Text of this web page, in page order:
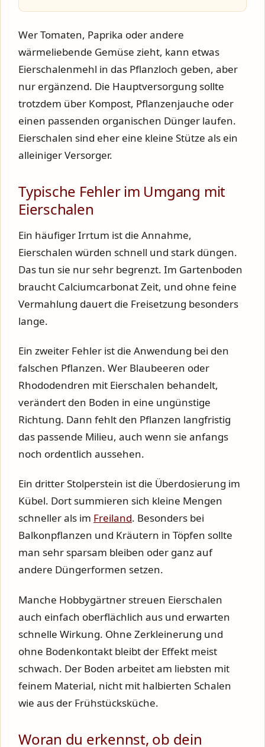
Wer Tomaten, Paprika oder andere
wärmeliebende Gemüse zieht, kann etwas
Eierschalenmehl in das Pflanzloch geben, aber
nur ergänzend. Die Hauptversorgung sollte
trotzdem über Kompost, Pflanzenjauche oder
einen passenden organischen Dünger laufen.
Eierschalen sind eher eine kleine Stütze als ein
alleiniger Versorger.
Typische Fehler im Umgang mit
Eierschalen
Ein häufiger Irrtum ist die Annahme,
Eierschalen würden schnell und stark düngen.
Das tun sie nur sehr begrenzt. Im Gartenboden
braucht Calciumcarbonat Zeit, und ohne feine
Vermahlung dauert die Freisetzung besonders
lange.
Ein zweiter Fehler ist die Anwendung bei den
falschen Pflanzen. Wer Blaubeeren oder
Rhododendren mit Eierschalen behandelt,
verändert den Boden in eine ungünstige
Richtung. Dann fehlt den Pflanzen langfristig
das passende Milieu, auch wenn sie anfangs
noch ordentlich aussehen.
Ein dritter Stolperstein ist die Überdosierung im
Kübel. Dort summieren sich kleine Mengen
schneller als im Freiland. Besonders bei
Balkonpflanzen und Kräutern in Töpfen sollte
man sehr sparsam bleiben oder ganz auf
andere Düngerformen setzen.
Manche Hobbygärtner streuen Eierschalen
auch einfach oberflächlich aus und erwarten
schnelle Wirkung. Ohne Zerkleinerung und
ohne Bodenkontakt bleibt der Effekt meist
schwach. Der Boden arbeitet am liebsten mit
feinem Material, nicht mit halbierten Schalen
wie aus der Frühstücksküche.
Woran du erkennst, ob dein